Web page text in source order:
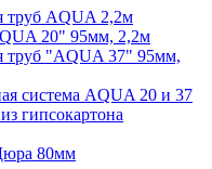
труб AQUA 2,2м
20" 95мм, 2,2м
труб "AQUA 37" 95мм,
система AQUA 20 и 37
гипсокартона
80мм